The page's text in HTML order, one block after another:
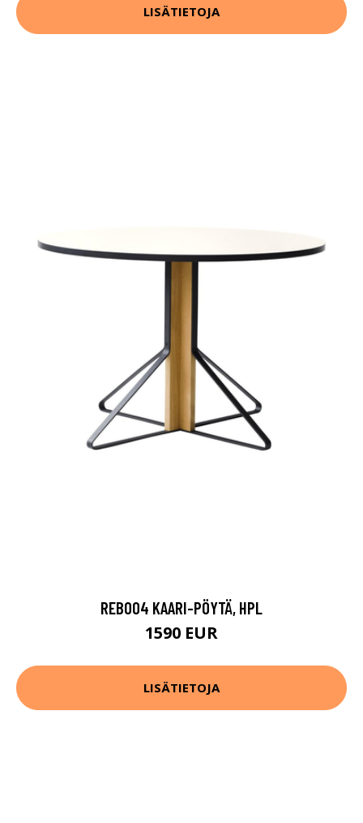
LISÄTIETOJA
REB004 KAARI-PÖYTÄ, HPL
1590 EUR
LISÄTIETOJA